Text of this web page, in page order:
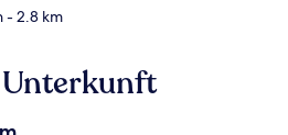
- 2.8 km
Unterkunft